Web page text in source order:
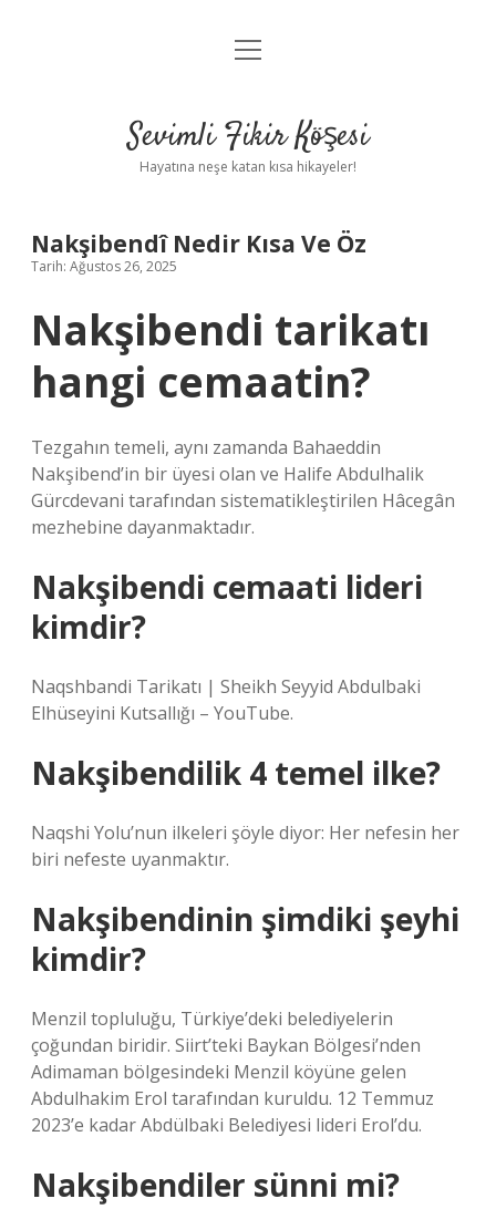
Anasayfa
Yasal Uyarı
menüyü
Sevimli Fikir Köşesi
Hayatına neşe katan kısa hikayeler!
Nakşibendî Nedir Kısa Ve Öz
Tarih: Ağustos 26, 2025
Nakşibendi tarikatı
hangi cemaatin?
Tezgahın temeli, aynı zamanda Bahaeddin
Nakşibend’in bir üyesi olan ve Halife Abdulhalik
Gürcdevani tarafından sistematikleştirilen Hâcegân
mezhebine dayanmaktadır.
Nakşibendi cemaati lideri
kimdir?
Naqshbandi Tarikatı | Sheikh Seyyid Abdulbaki
Elhüseyini Kutsallığı – YouTube.
Nakşibendilik 4 temel ilke?
Naqshi Yolu’nun ilkeleri şöyle diyor: Her nefesin her
biri nefeste uyanmaktır.
Nakşibendinin şimdiki şeyhi
kimdir?
Menzil topluluğu, Türkiye’deki belediyelerin
çoğundan biridir. Siirt’teki Baykan Bölgesi’nden
Adimaman bölgesindeki Menzil köyüne gelen
Abdulhakim Erol tarafından kuruldu. 12 Temmuz
2023’e kadar Abdülbaki Belediyesi lideri Erol’du.
Nakşibendiler sünni mi?